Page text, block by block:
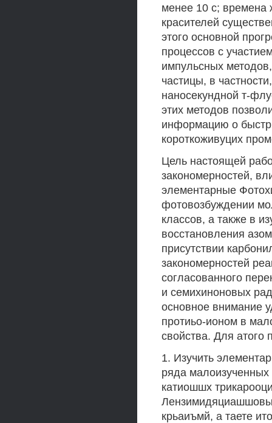
менее 10 с; времена
красителей
этого основной
процессов с
импульсных
частицы, в
наносекундной т-
этих методов
информацию о
короткоживуцих
Цель настоящей
закономерностей,
элементарные
фотовозбуждении
классов, а также в
восстановления
присутствии
закономерностей
согласованного
и семихиноновых
основное внимание
протиьо-ионом в
свойства. Для атого
1. Изучить
ряда малоизученных
катиошшх
крьаиъмй, а таете